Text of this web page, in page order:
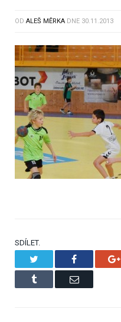
OD ALEŠ MĚRKA DNE 30.11.2013
SDÍLET.
Facebook
Tumblr Email